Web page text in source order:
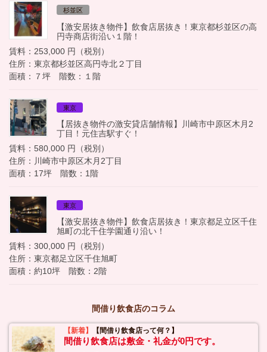
杉並区
【激安居抜き物件】飲食店居抜き！東京都杉並区の高
円寺商店街沿い１階！
賃料：253,000 円（税別）
住所：東京都杉並区高円寺北２丁目
面積：７坪 階数：１階
東京
【居抜き物件の激安貸店舗情報】川崎市中原区木月2
丁目！元住吉駅すぐ！
賃料：580,000 円（税別）
住所：川崎市中原区木月2丁目
面積：17坪 階数：1階
東京
【激安居抜き物件】飲食店居抜き！東京都足立区千住
旭町の北千住学園通り沿い！
賃料：300,000 円（税別）
住所：東京都足立区千住旭町
面積：約10坪 階数：2階
間借り飲食店のコラム
【新着】 【間借り飲食店って何？】
間借り飲食店は敷金・礼金が0円です。